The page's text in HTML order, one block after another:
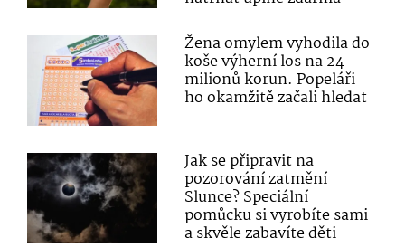
Žena omylem vyhodila do
koše výherní los na 24
milionů korun. Popeláři
ho okamžitě začali hledat
Jak se připravit na
pozorování zatmění
Slunce? Speciální
pomůcku si vyrobíte sami
a skvěle zabavíte děti